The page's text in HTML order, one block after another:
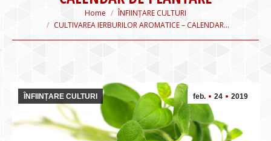
Home
ÎNFIINȚARE CULTURI
CULTIVAREA IERBURILOR AROMATICE – CALENDAR…
feb. 24 2019
ÎNFIINȚARE CULTURI